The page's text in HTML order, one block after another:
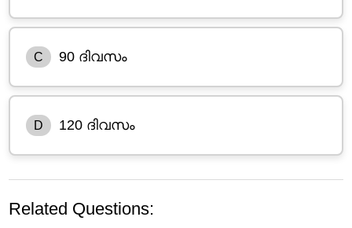
C 90 ദിവസം
D 120 ദിവസം
Related Questions: